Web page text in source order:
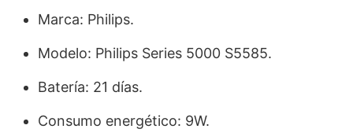
Marca: Philips.
Modelo: Philips Series 5000 S5585.
Batería: 21 días.
Consumo energético: 9W.